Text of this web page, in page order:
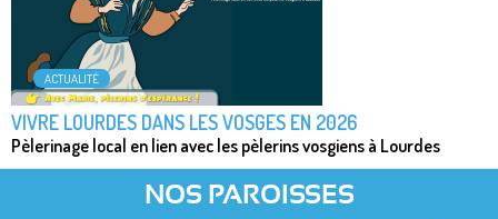
ACTUALITÉ
VIVRE LOURDES DANS LES VOSGES EN 2026
Pèlerinage local en lien avec les pèlerins vosgiens à Lourdes
NOS PAROISSES